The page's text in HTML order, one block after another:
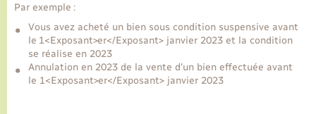
Voirie et espace public
Par exemple :
Vous avez acheté un bien sous condition suspensive avant
le 1<Exposant>er</Exposant> janvier 2023 et la condition
se réalise en 2023
Annulation en 2023 de la vente d'un bien effectuée avant
le 1<Exposant>er</Exposant> janvier 2023